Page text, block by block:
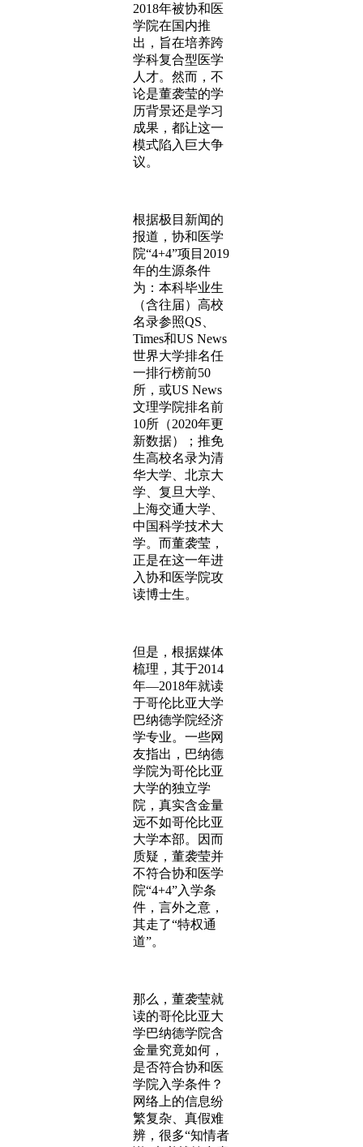
2018年被协和医
学院在国内推
出，旨在培养跨
学科复合型医学
人才。然而，不
论是董袭莹的学
历背景还是学习
成果，都让这一
模式陷入巨大争
议。
根据极目新闻的
报道，协和医学
院“4+4”项目2019
年的生源条件
为：本科毕业生
（含往届）高校
名录参照QS、
Times和US News
世界大学排名任
一排行榜前50
所，或US News
文理学院排名前
10所（2020年更
新数据）；推免
生高校名录为清
华大学、北京大
学、复旦大学、
上海交通大学、
中国科学技术大
学。而董袭莹，
正是在这一年进
入协和医学院攻
读博士生。
但是，根据媒体
梳理，其于2014
年—2018年就读
于哥伦比亚大学
巴纳德学院经济
学专业。一些网
友指出，巴纳德
学院为哥伦比亚
大学的独立学
院，真实含金量
远不如哥伦比亚
大学本部。因而
质疑，董袭莹并
不符合协和医学
院“4+4”入学条
件，言外之意，
其走了“特权通
道”。
那么，董袭莹就
读的哥伦比亚大
学巴纳德学院含
金量究竟如何，
是否符合协和医
学院入学条件？
网络上的信息纷
繁复杂、真假难
辨，很多“知情者